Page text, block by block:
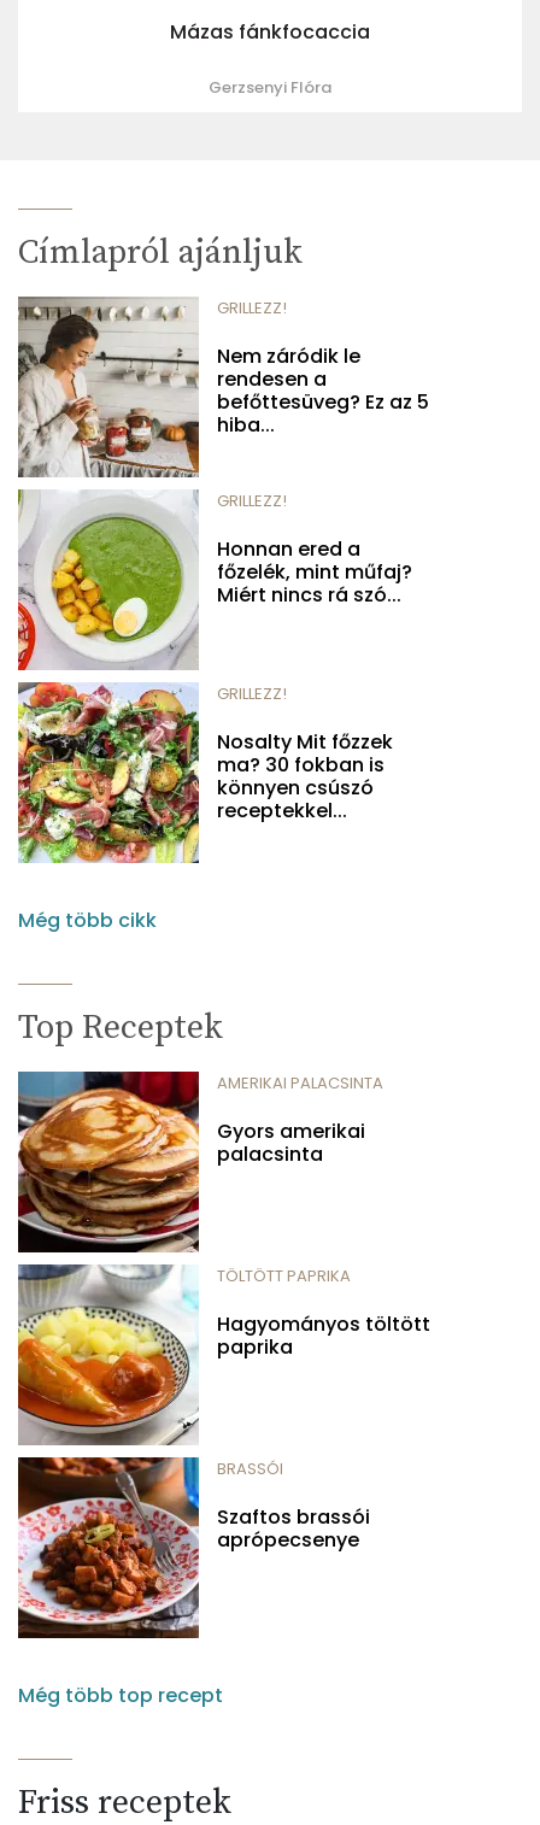
Mázas fánkfocaccia
Gerzsenyi Flóra
Címlapról ajánljuk
GRILLEZZ!
Nem záródik le
rendesen a
befőttesüveg? Ez az 5
hiba...
GRILLEZZ!
Honnan ered a
főzelék, mint műfaj?
Miért nincs rá szó...
GRILLEZZ!
Nosalty Mit főzzek
ma? 30 fokban is
könnyen csúszó
receptekkel...
Még több cikk
Top Receptek
AMERIKAI PALACSINTA
Gyors amerikai
palacsinta
TÖLTÖTT PAPRIKA
Hagyományos töltött
paprika
BRASSÓI
Szaftos brassói
aprópecsenye
Még több top recept
Friss receptek